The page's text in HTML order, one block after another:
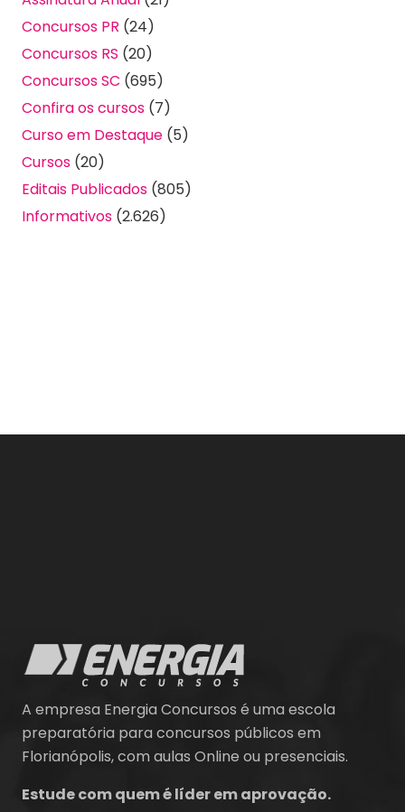
Concursos PR (24)
Concursos RS (20)
Concursos SC (695)
Confira os cursos (7)
Curso em Destaque (5)
Cursos (20)
Editais Publicados (805)
Informativos (2.626)
A empresa Energia Concursos é uma escola
preparatória para concursos públicos em
Florianópolis, com aulas Online ou presenciais.
Estude com quem é líder em aprovação.